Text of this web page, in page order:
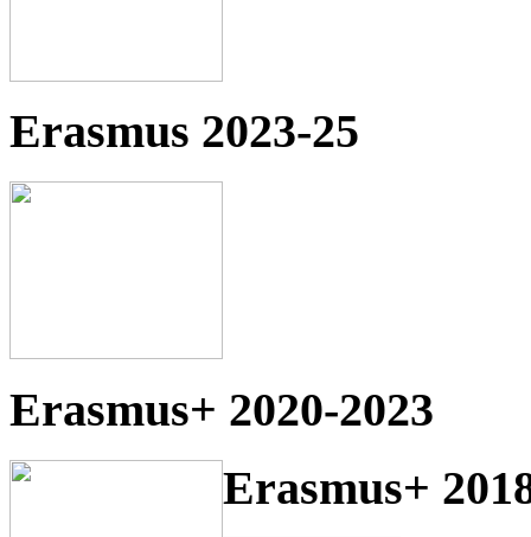
Erasmus 2023-25
Erasmus+ 2020-2023
Erasmus+